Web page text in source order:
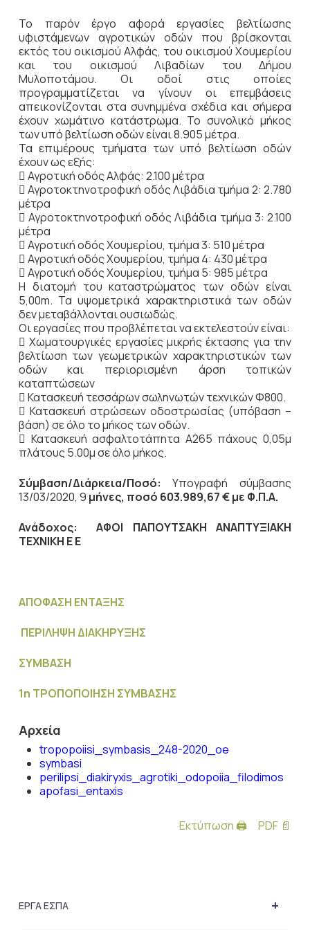
Το παρόν έργο αφορά εργασίες βελτίωσης
υφιστάμενων αγροτικών οδών που βρίσκονται
εκτός του οικισμού Αλφάς, του οικισμού Χουμερίου
και του οικισμού Λιβαδίων του Δήμου
Μυλοποτάμου. Οι οδοί στις οποίες
προγραμματίζεται να γίνουν οι επεμβάσεις
απεικονίζονται στα συνημμένα σχέδια και σήμερα
έχουν χωμάτινο κατάστρωμα. Το συνολικό μήκος
των υπό βελτίωση οδών είναι 8.905 μέτρα.
Τα επιμέρους τμήματα των υπό βελτίωση οδών
έχουν ως εξής:
 Αγροτική οδός Αλφάς: 2.100 μέτρα
 Αγροτοκτηνοτροφική οδός Λιβάδια τμήμα 2: 2.780
μέτρα
 Αγροτοκτηνοτροφική οδός Λιβάδια τμήμα 3: 2.100
μέτρα
 Αγροτική οδός Χουμερίου, τμήμα 3: 510 μέτρα
 Αγροτική οδός Χουμερίου, τμήμα 4: 430 μέτρα
 Αγροτική οδός Χουμερίου, τμήμα 5: 985 μέτρα
Η διατομή του καταστρώματος των οδών είναι
5,00m. Τα υψομετρικά χαρακτηριστικά των οδών
δεν μεταβάλλονται ουσιωδώς.
Οι εργασίες που προβλέπεται να εκτελεστούν είναι:
 Χωματουργικές εργασίες μικρής έκτασης για την
βελτίωση των γεωμετρικών χαρακτηριστικών των
οδών και περιορισμένη άρση τοπικών
καταπτώσεων
 Κατασκευή τεσσάρων σωληνωτών τεχνικών Φ800.
 Κατασκευή στρώσεων οδοστρωσίας (υπόβαση –
βάση) σε όλο το μήκος των οδών.
 Κατασκευή ασφαλτοτάπητα Α265 πάχους 0,05μ
πλάτους 5.00μ σε όλο μήκος.
Σύμβαση/Διάρκεια/Ποσό: Υπογραφή σύμβασης
13/03/2020, 9 μήνες, ποσό 603.989,67 € με Φ.Π.Α.
Ανάδοχος: ΑΦΟΙ ΠΑΠΟΥΤΣΑΚΗ ΑΝΑΠΤΥΞΙΑΚΗ
ΤΕΧΝΙΚΗ Ε Ε
ΑΠΟΦΑΣΗ ΕΝΤΑΞΗΣ
ΠΕΡΙΛΗΨΗ ΔΙΑΚΗΡΥΞΗΣ
ΣΥΜΒΑΣΗ
1η ΤΡΟΠΟΠΟΙΗΣΗ ΣΥΜΒΑΣΗΣ
Αρχεία
tropopoiisi_symbasis_248-2020_oe
symbasi
perilipsi_diakiryxis_agrotiki_odopoiia_filodimos
apofasi_entaxis
Εκτύπωση 🖨 PDF 📄
+
ΕΡΓΑ ΕΣΠΑ